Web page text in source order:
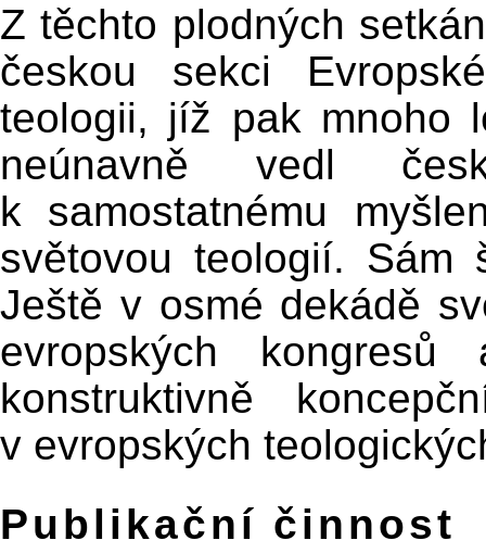
Z těchto plodných
českou sekci
teologii, jíž pak mnoho
neúnavně vedl
k samostatnému
světovou teologií. Sám
Ještě v osmé dekádě
evropských
konstruktivně
v evropských
Publikační činnost